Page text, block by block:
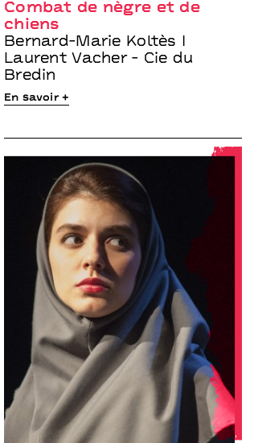
Combat de nègre et de
chiens
Bernard-Marie Koltès I
Laurent Vacher - Cie du
Bredin
En savoir +